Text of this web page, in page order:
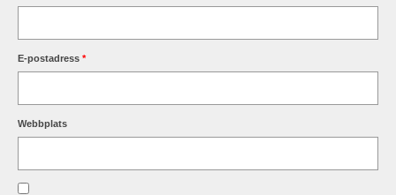
E-postadress *
Webbplats